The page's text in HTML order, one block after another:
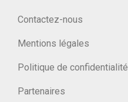
Contactez-nous
Mentions légales
Politique de confidentialité
Partenaires